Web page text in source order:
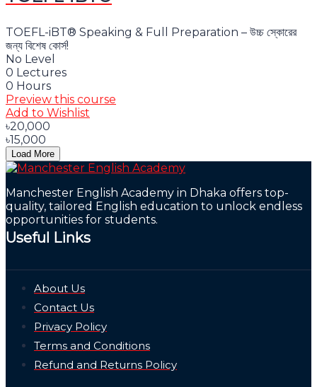
TOEFL-iBT® Speaking & Full Preparation – উচ্চ স্কোরের
জন্য বিশেষ কোর্স!
No Level
0 Lectures
0 Hours
Preview this course
Add to Wishlist
৳20,000
৳15,000
Load More
Manchester English Academy in Dhaka offers top-
quality, tailored English education to unlock endless
opportunities for students.
Useful Links
About Us
Contact Us
Privacy Policy
Terms and Conditions
Refund and Returns Policy